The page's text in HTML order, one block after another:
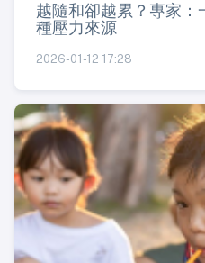
越隨和卻越累？專家：
種壓力來源
2026-01-12 17:28